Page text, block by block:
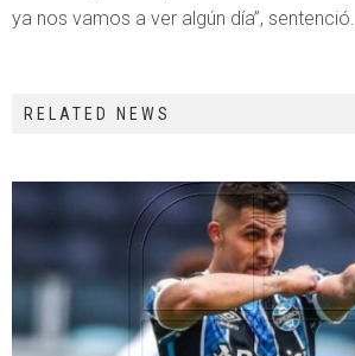
ya nos vamos a ver algún día”, sentenció.
RELATED NEWS